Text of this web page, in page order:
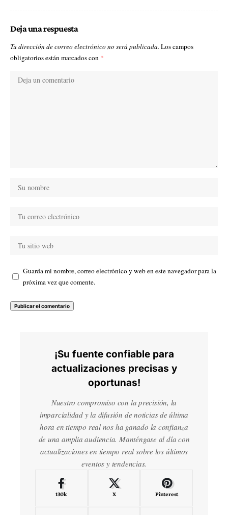
Deja una respuesta
Tu dirección de correo electrónico no será publicada. Los campos
obligatorios están marcados con *
Guarda mi nombre, correo electrónico y web en este navegador para la
próxima vez que comente.
¡Su fuente confiable para
actualizaciones precisas y
oportunas!
Nuestro compromiso con la precisión, la
imparcialidad y la difusión de noticias de última
hora en tiempo real nos ha ganado la confianza
de una amplia audiencia. Manténgase al día con
actualizaciones en tiempo real sobre los últimos
eventos y tendencias.
130k X Pinterest